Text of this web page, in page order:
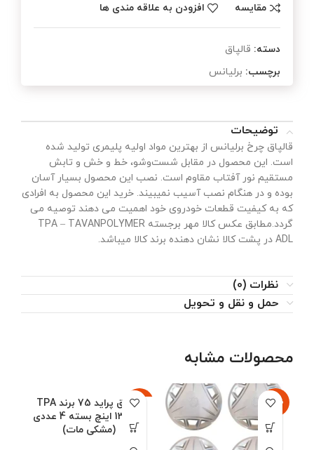
مقایسه افزودن به علاقه مندی ها
دسته: قالپاق
برچسب: برلیانس
توضیحات
قالپاق چرخ برلیانس از بهترین مواد اولیه پلیمری تولید شده
است. این محصول در مقابل شست‌وشو، خط و خش و تابش
مستقیم نور آفتاب مقاوم‌ است. نصب این محصول بسیار آسان
بوده و در هنگام نصب آسیب نمیبیند. خرید این محصول به افرادی
که به کیفیت قطعات خودروی خود اهمیت می دهند توصیه می
گردد.مطابق عکس کالا مهر برجسته TPA – TAVANPOLYMER
ADL در پشت کالا نشان دهنده برند کالا میباشد.
نظرات (0)
حمل و نقل و تحویل
محصولات مشابه
-13%
-13%
قالپاق پراید 75 برند TPA
سایز 13 اینچ بسته 4 عددی
(مشکی مات)